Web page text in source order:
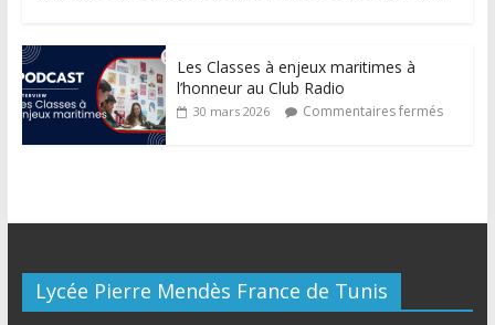
Les Classes à enjeux maritimes à
l’honneur au Club Radio
30 mars 2026 Commentaires fermés
Lycée Pierre Mendès France de Tunis